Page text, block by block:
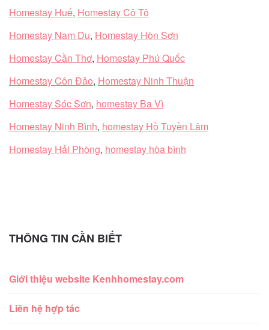
Homestay Huế, Homestay Cô Tô
Homestay Nam Du, Homestay Hòn Sơn
Homestay Cần Thơ, Homestay Phú Quốc
Homestay Côn Đảo, Homestay Ninh Thuận
Homestay Sóc Sơn, homestay Ba Vì
Homestay Ninh Bình, homestay Hồ Tuyền Lâm
Homestay Hải Phòng, homestay hòa bình
THÔNG TIN CẦN BIẾT
Giới thiệu website Kenhhomestay.com
Liên hệ hợp tác